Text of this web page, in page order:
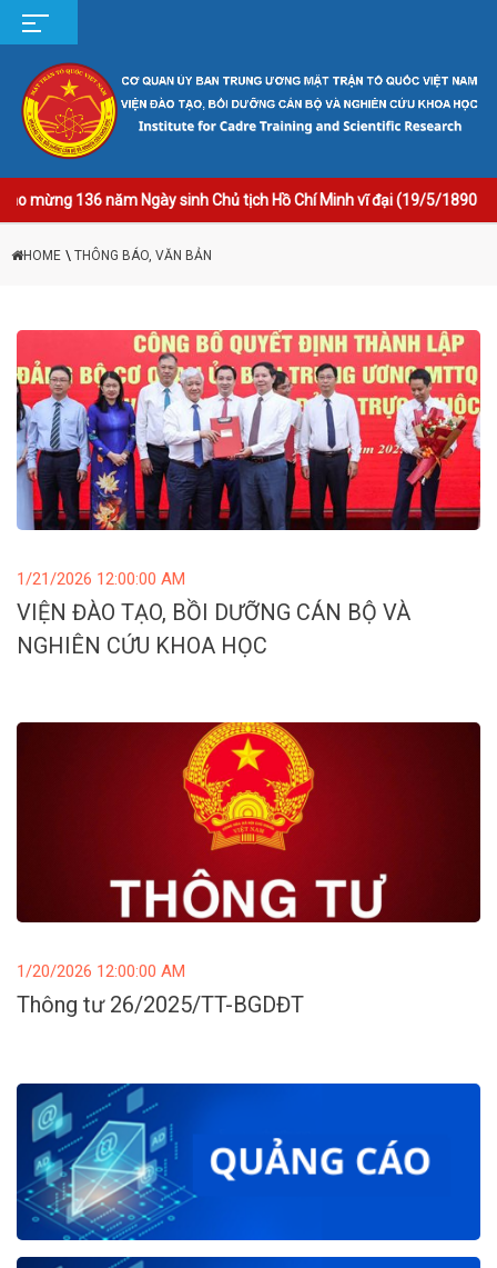
136 năm Ngày sinh Chủ tịch Hồ Chí Minh vĩ đại (19/5/1890 - 19/
HOME \ THÔNG BÁO, VĂN BẢN
1/21/2026 12:00:00 AM
VIỆN ĐÀO TẠO, BỒI DƯỠNG CÁN BỘ VÀ
NGHIÊN CỨU KHOA HỌC
1/20/2026 12:00:00 AM
Thông tư 26/2025/TT-BGDĐT